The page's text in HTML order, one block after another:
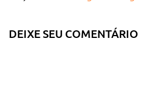
DEIXE SEU COMENTÁRIO